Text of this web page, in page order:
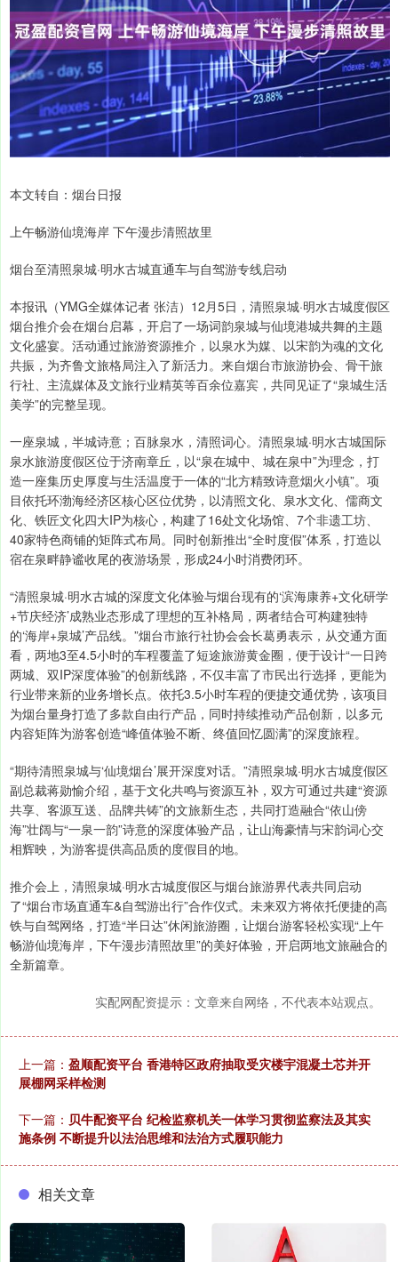
本文转自：烟台日报
上午畅游仙境海岸 下午漫步清照故里
烟台至清照泉城·明水古城直通车与自驾游专线启动
本报讯（YMG全媒体记者 张洁）12月5日，清照泉城·明水古城度假区
烟台推介会在烟台启幕，开启了一场词韵泉城与仙境港城共舞的主题
文化盛宴。活动通过旅游资源推介，以泉水为媒、以宋韵为魂的文化
共振，为齐鲁文旅格局注入了新活力。来自烟台市旅游协会、骨干旅
行社、主流媒体及文旅行业精英等百余位嘉宾，共同见证了“泉城生活
美学”的完整呈现。
一座泉城，半城诗意；百脉泉水，清照词心。清照泉城·明水古城国际
泉水旅游度假区位于济南章丘，以“泉在城中、城在泉中”为理念，打
造一座集历史厚度与生活温度于一体的“北方精致诗意烟火小镇”。项
目依托环渤海经济区核心区位优势，以清照文化、泉水文化、儒商文
化、铁匠文化四大IP为核心，构建了16处文化场馆、7个非遗工坊、
40家特色商铺的矩阵式布局。同时创新推出“全时度假”体系，打造以
宿在泉畔静谧收尾的夜游场景，形成24小时消费闭环。
“清照泉城·明水古城的深度文化体验与烟台现有的‘滨海康养+文化研学
+节庆经济’成熟业态形成了理想的互补格局，两者结合可构建独特
的‘海岸+泉城’产品线。”烟台市旅行社协会会长葛勇表示，从交通方面
看，两地3至4.5小时的车程覆盖了短途旅游黄金圈，便于设计“一日跨
两城、双IP深度体验”的创新线路，不仅丰富了市民出行选择，更能为
行业带来新的业务增长点。依托3.5小时车程的便捷交通优势，该项目
为烟台量身打造了多款自由行产品，同时持续推动产品创新，以多元
内容矩阵为游客创造“峰值体验不断、终值回忆圆满”的深度旅程。
“期待清照泉城与‘仙境烟台’展开深度对话。”清照泉城·明水古城度假区
副总裁蒋勋愉介绍，基于文化共鸣与资源互补，双方可通过共建“资源
共享、客源互送、品牌共铸”的文旅新生态，共同打造融合“依山傍
海”壮阔与“一泉一韵”诗意的深度体验产品，让山海豪情与宋韵词心交
相辉映，为游客提供高品质的度假目的地。
推介会上，清照泉城·明水古城度假区与烟台旅游界代表共同启动
了“烟台市场直通车&自驾游出行”合作仪式。未来双方将依托便捷的高
铁与自驾网络，打造“半日达”休闲旅游圈，让烟台游客轻松实现“上午
畅游仙境海岸，下午漫步清照故里”的美好体验，开启两地文旅融合的
全新篇章。
实配网配资提示：文章来自网络，不代表本站观点。
上一篇： 盈顺配资平台 香港特区政府抽取受灾楼宇混凝土芯并开
展棚网采样检测
下一篇： 贝牛配资平台 纪检监察机关一体学习贯彻监察法及其实
施条例 不断提升以法治思维和法治方式履职能力
相关文章